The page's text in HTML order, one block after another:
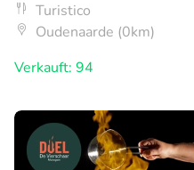
Turistico
Oudenaarde (0km)
Verkauft: 94